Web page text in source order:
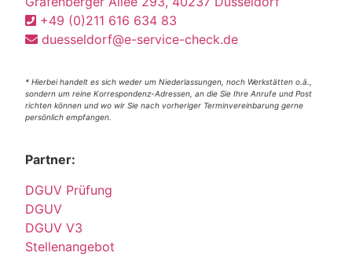
+49 (0)211 616 634 83
duesseldorf@e-service-check.de
* Hierbei handelt es sich weder um Niederlassungen, noch Werkstätten o.ä.,
sondern um reine Korrespondenz-Adressen, an die Sie Ihre Anrufe und Post
richten können und wo wir Sie nach vorheriger Terminvereinbarung gerne
persönlich empfangen.
Partner:
DGUV Prüfung
DGUV
DGUV V3
Stellenangebot